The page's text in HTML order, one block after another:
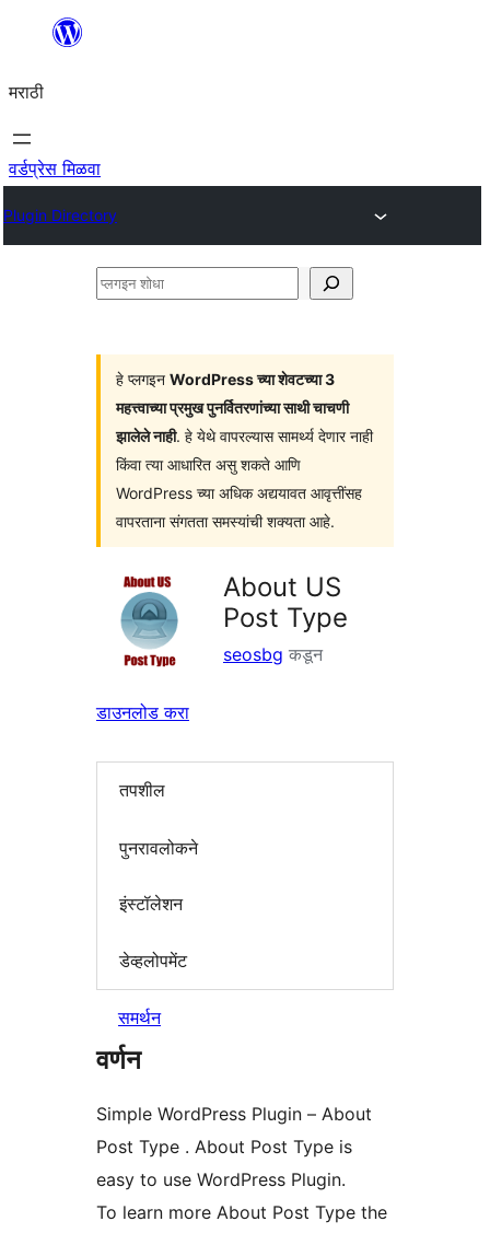
सामुग्रीवर
मराठी
वर्डप्रेस मिळवा
Plugin Directory
प्लगइन
हे प्लगइन WordPress च्या शेवटच्या 3
महत्त्वाच्या प्रमुख पुनर्वितरणांच्या साथी चाचणी
झालेले नाही. हे येथे वापरल्यास सामर्थ्य देणार नाही
किंवा त्या आधारित असु शकते आणि
WordPress च्या अधिक अद्ययावत आवृत्तींसह
वापरताना संगतता समस्यांची शक्यता आहे.
About US
Post Type
seosbg कडून
डाउनलोड करा
तपशील
पुनरावलोकने
इंस्टॉलेशन
डेव्हलोपमेंट
समर्थन
वर्णन
Simple WordPress Plugin – About
Post Type . About Post Type is
easy to use WordPress Plugin.
To learn more About Post Type the